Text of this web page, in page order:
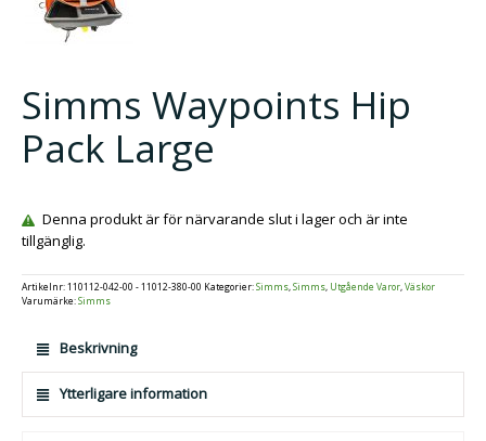
Simms Waypoints Hip
Pack Large
Denna produkt är för närvarande slut i lager och är inte
tillgänglig.
Artikelnr:110112-042-00 - 11012-380-00 Kategorier:Simms,Simms, Utgående Varor,Väskor
Varumärke:Simms
Beskrivning
Ytterligare information